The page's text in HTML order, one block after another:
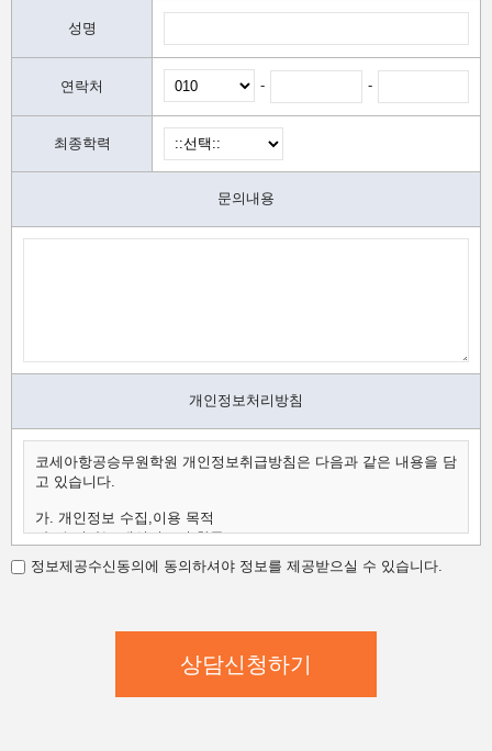
성명
연락처 - -
최종학력
문의내용
개인정보처리방침
코세아항공승무원학원 개인정보취급방침은 다음과 같은 내용을 담
고 있습니다.
가. 개인정보 수집,이용 목적
나. 수집하는 개인정보의 항목
다. 개인정보의 보유 및 이용 기간
가.개인정보 수집,이용 목적
코세아항공승무원학원은 다음과 같은 방법으로 개인정보를 수집합
- 홈페이지 내 상담신청(입학문의, 상담신청)
- 과정문의에 대한 학과담당자들의 전화 및 이메일 상담
정보제공수신동의에 동의하셔야 정보를 제공받으실 수 있습니다.